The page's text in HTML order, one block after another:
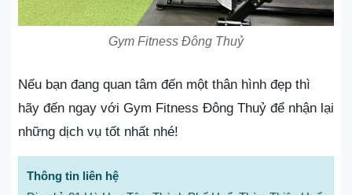
Gym Fitness Đông Thuỷ
Nếu bạn đang quan tâm đến một thân hình đẹp thì
hãy đến ngay với Gym Fitness Đông Thuỷ để nhận lại
những dịch vụ tốt nhất nhé!
Thông tin liên hệ